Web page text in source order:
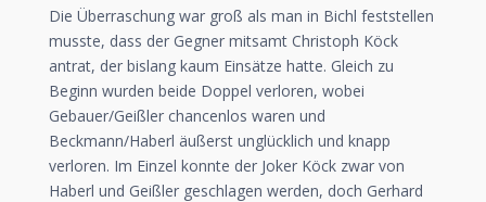
Die Überraschung war groß als man in Bichl feststellen
musste, dass der Gegner mitsamt Christoph Köck
antrat, der bislang kaum Einsätze hatte. Gleich zu
Beginn wurden beide Doppel verloren, wobei
Gebauer/Geißler chancenlos waren und
Beckmann/Haberl äußerst unglücklich und knapp
verloren. Im Einzel konnte der Joker Köck zwar von
Haberl und Geißler geschlagen werden, doch Gerhard